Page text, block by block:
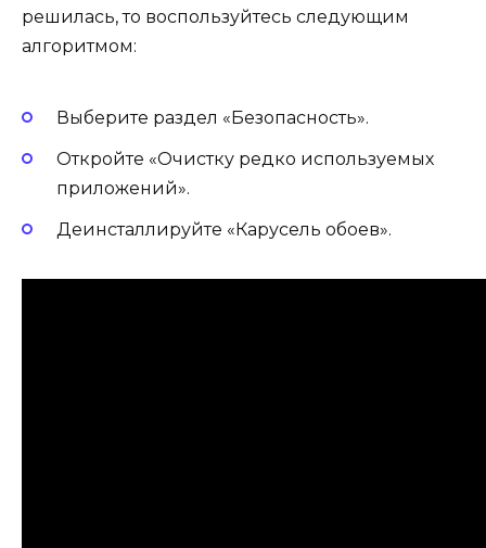
решилась, то воспользуйтесь следующим
алгоритмом:
Выберите раздел «Безопасность».
Откройте «Очистку редко используемых
приложений».
Деинсталлируйте «Карусель обоев».